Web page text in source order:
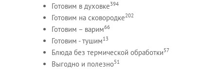
Готовим в духовке394
Готовим на сковородке202
Готовим – варим66
Готовим - тушим13
Блюда без термической обработки57
Выгодно и полезно51